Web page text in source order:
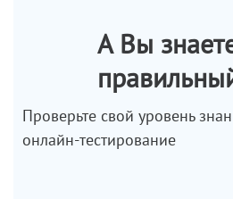
А Вы
Проверьте свой уровень
онлайн-тестирование